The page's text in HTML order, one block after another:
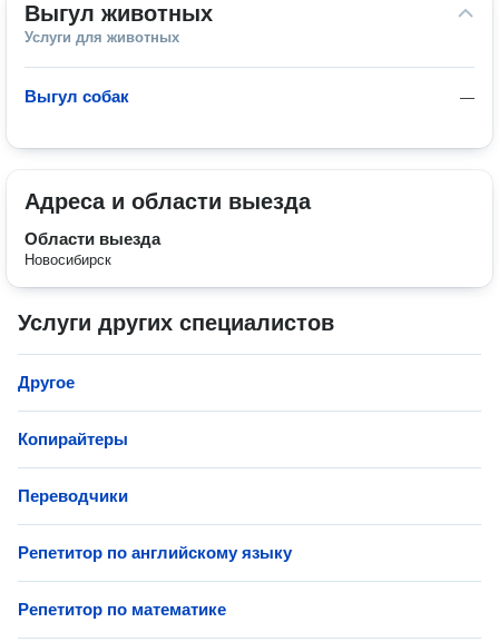
Выгул животных
Услуги для животных
—
Выгул собак
Адреса и области выезда
Области выезда
Новосибирск
Услуги других специалистов
Другое
Копирайтеры
Переводчики
Репетитор по английскому языку
Репетитор по математике